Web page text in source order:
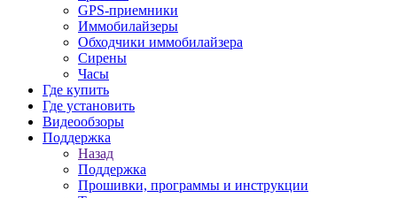
GPS-приемники
Иммобилайзеры
Обходчики иммобилайзера
Сирены
Часы
Где купить
Где установить
Видеообзоры
Поддержка
Назад
Поддержка
Прошивки, программы и инструкции